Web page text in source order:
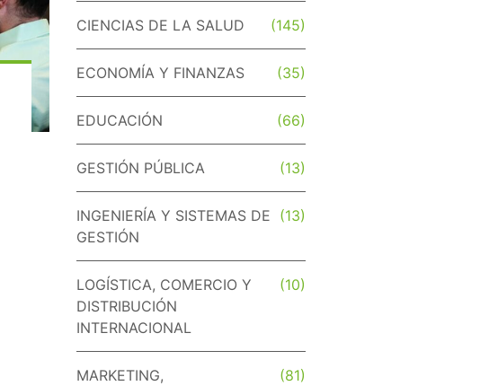
CIENCIAS DE LA SALUD (145)
ECONOMÍA Y FINANZAS (35)
EDUCACIÓN (66)
GESTIÓN PÚBLICA (13)
INGENIERÍA Y SISTEMAS DE
GESTIÓN
(13)
LOGÍSTICA, COMERCIO Y
DISTRIBUCIÓN
INTERNACIONAL
(10)
MARKETING,
(81)